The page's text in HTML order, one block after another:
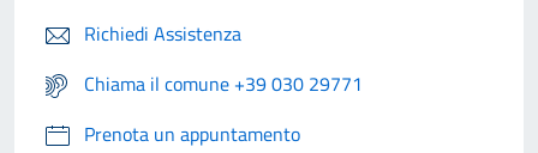
Richiedi Assistenza
Chiama il comune +39 030 29771
Prenota un appuntamento